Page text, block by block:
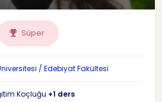
Süper
/ Edebiyat Fakültesi
Koçluğu +1 ders